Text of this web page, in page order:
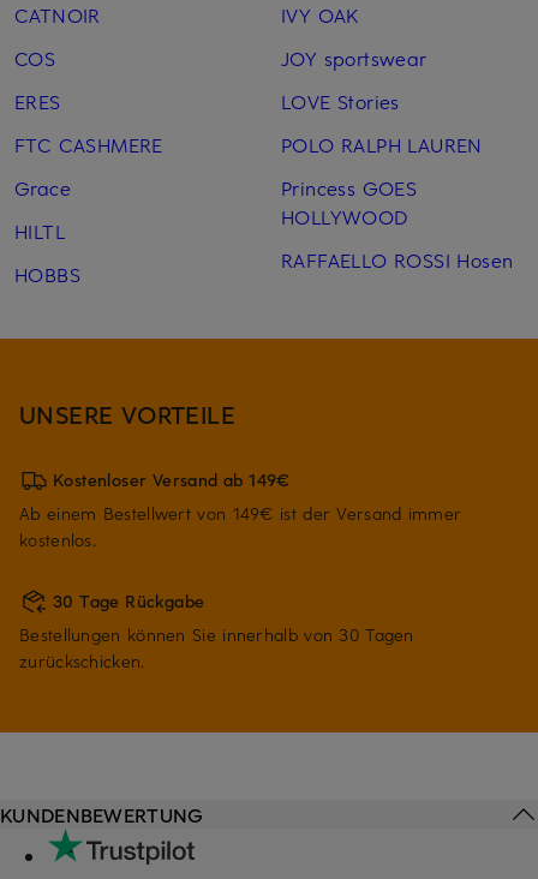
CATNOIR
COS
ERES
FTC CASHMERE
Grace
HILTL
HOBBS
IVY OAK
JOY sportswear
LOVE Stories
POLO RALPH LAUREN
Princess GOES
HOLLYWOOD
RAFFAELLO ROSSI Hosen
UNSERE VORTEILE
Kostenloser Versand ab 149€
Ab einem Bestellwert von 149€ ist der Versand immer
kostenlos.
30 Tage Rückgabe
Bestellungen können Sie innerhalb von 30 Tagen
zurückschicken.
KUNDENBEWERTUNG